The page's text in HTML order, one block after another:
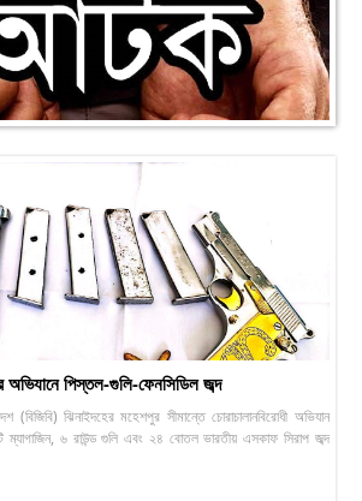
অভিযানে পিস্তল-গুলি-ফেনসিডিল জব্দ
(বিজিবি) ঝিনাইদহের মহেশপুর সীমান্তে চোরাচালানবিরোধী অভিযান
ম্যাগাজিন, ৬ রাউন্ড গুলি এবং ২৪ বোতল ভারতীয় এসকাফ সিরাপ জব্দ